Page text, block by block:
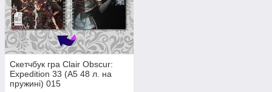
Скетчбук гра Clair Obscur:
Expedition 33 (А5 48 л. на
пружині) 015